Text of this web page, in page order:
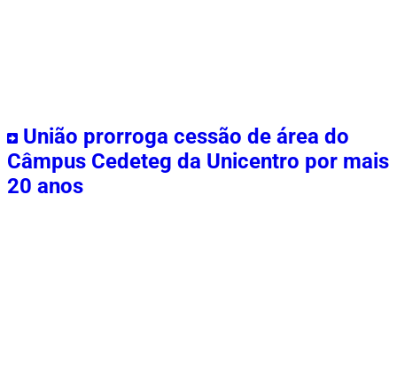
União prorroga cessão de área do
Câmpus Cedeteg da Unicentro por mais
20 anos